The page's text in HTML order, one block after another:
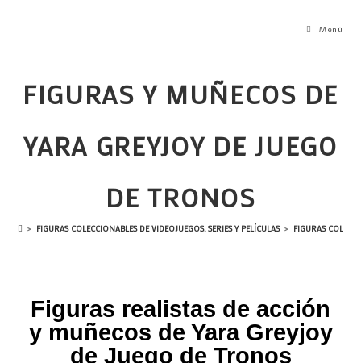
Menú
FIGURAS Y MUÑECOS DE
YARA GREYJOY DE JUEGO
DE TRONOS
> FIGURAS COLECCIONABLES DE VIDEOJUEGOS, SERIES Y PELÍCULAS > FIGURAS
Figuras realistas de acción
y muñecos de Yara Greyjoy
de Juego de Tronos